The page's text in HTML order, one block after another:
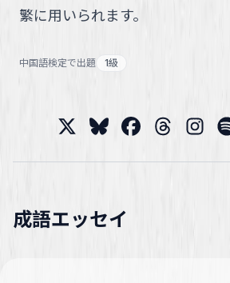
繁に用いられます。
中国語検定で出題 1級
成語エッセイ